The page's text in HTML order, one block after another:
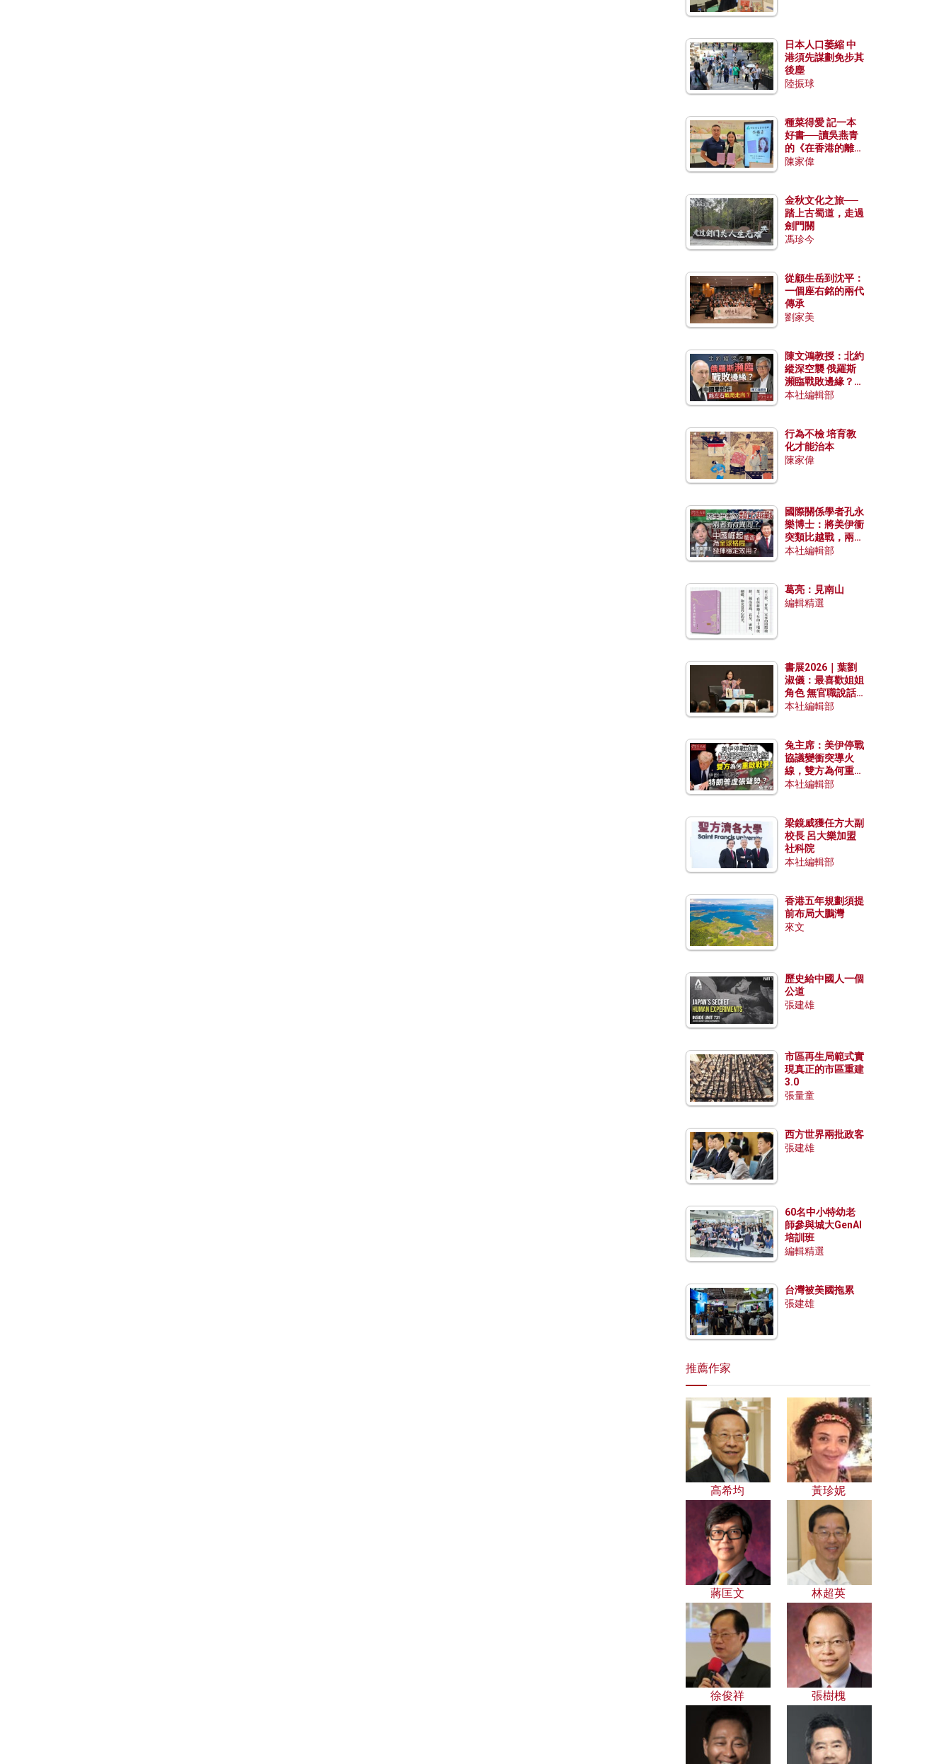
日本人口萎縮 中
港須先謀劃免步其
後塵
陸振球
種菜得愛 記一本
好書──讀吳燕青
的《在香港的離島
種菜》
陳家偉
金秋文化之旅──
踏上古蜀道，走過
劍門關
馮珍今
從顧生岳到沈平：
一個座右銘的兩代
傳承
劉家美
陳文鴻教授：北約
縱深空襲 俄羅斯
瀕臨戰敗邊緣？中
國零部件能左右戰
本社編輯部
行為不檢 培育教
化才能治本
陳家偉
國際關係學者孔永
樂博士：將美伊衝
突類比越戰，兩者
有何異同？中國崛
本社編輯部
葛亮：見南山
編輯精選
書展2026｜葉劉
淑儀：最喜歡姐姐
角色 無官職說話
包袱少
本社編輯部
兔主席：美伊停戰
協議變衝突導火
線，雙方為何重啟
戰爭？伊朗一早洞
本社編輯部
梁鏡威獲任方大副
校長 呂大樂加盟
社科院
本社編輯部
香港五年規劃須提
前布局大鵬灣
來文
歷史給中國人一個
公道
張建雄
市區再生局範式實
現真正的市區重建
3.0
張量童
西方世界兩批政客
張建雄
60名中小特幼老
師參與城大GenAI
培訓班
編輯精選
台灣被美國拖累
張建雄
推薦作家
高希均 黃珍妮
蔣匡文 林超英
徐俊祥 張樹槐